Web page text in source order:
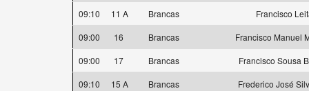
09:10
11 A Brancas
Francisco
09:00
16 Brancas
Francisco Manuel
09:00
17 Brancas
Francisco Sousa
09:10
15 A Brancas
Frederico José